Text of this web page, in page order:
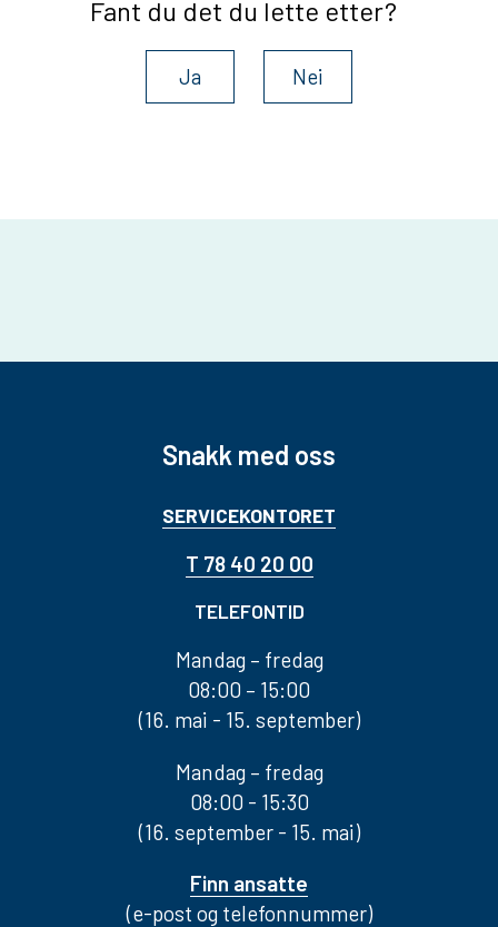
Fant du det du lette etter?
Ja Nei
Snakk med oss
SERVICEKONTORET
T 78 40 20 00
TELEFONTID
Mandag – fredag
08:00 – 15:00
(16. mai - 15. september)
Mandag – fredag
08:00 - 15:30
(16. september - 15. mai)
Finn ansatte
(e-post og telefonnummer)